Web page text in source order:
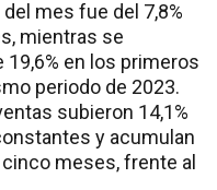
mes fue del 7,8%
mientras se
en los primeros
periodo de 2023.
subieron 14,1%
y acumulan
meses, frente al